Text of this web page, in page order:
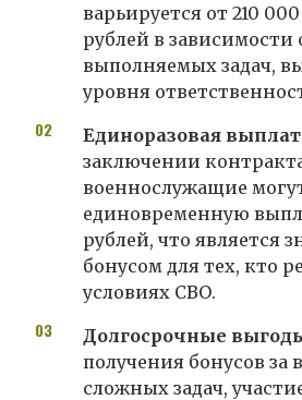
варьируется от 210
рублей в зависимости
выполняемых задач,
уровня
Единоразовая
заключении
военнослужащие
единовременную
рублей, что является
бонусом для тех, кто
условиях СВО.
Долгосрочные
получения бонусов за
сложных задач,